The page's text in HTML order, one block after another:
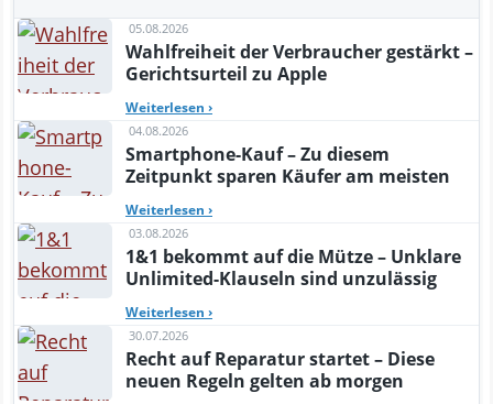
05.08.2026
Wahlfreiheit der Verbraucher gestärkt –
Gerichtsurteil zu Apple
Weiterlesen ›
04.08.2026
Smartphone-Kauf – Zu diesem
Zeitpunkt sparen Käufer am meisten
Weiterlesen ›
03.08.2026
1&1 bekommt auf die Mütze – Unklare
Unlimited-Klauseln sind unzulässig
Weiterlesen ›
30.07.2026
Recht auf Reparatur startet – Diese
neuen Regeln gelten ab morgen